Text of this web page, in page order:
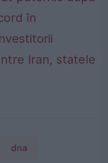
în
Iran, statele
dna